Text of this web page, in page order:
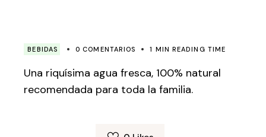
BEBIDAS 0 COMENTARIOS 1 MIN READING TIME
Una riquísima agua fresca, 100% natural
recomendada para toda la familia.